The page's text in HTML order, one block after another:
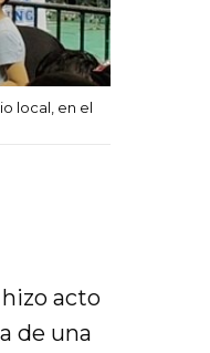
local, en el
hizo acto
de una